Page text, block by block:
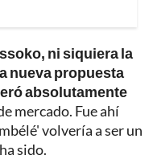
ni siquiera la
nueva propuesta
absolutamente
mercado. Fue ahí
volvería a ser un
sido.